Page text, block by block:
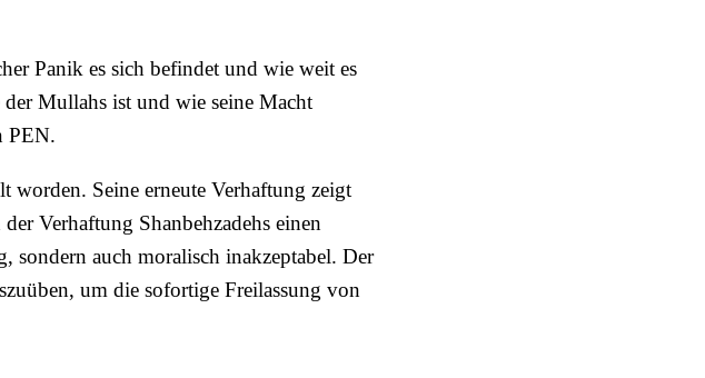
Panik es sich befindet und wie weit es
der Mullahs ist und wie seine Macht
PEN.
worden. Seine erneute Verhaftung zeigt
Verhaftung Shanbehzadehs einen
sondern auch moralisch inakzeptabel. Der
um die sofortige Freilassung von